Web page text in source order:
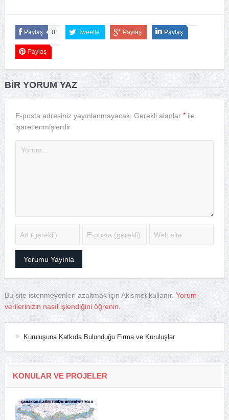
Paylaş 0 Tweetle Paylaş Paylaş
Paylaş
BIR YORUM YAZ
E-posta adresiniz yayınlanmayacak. Gerekli alanlar *ile
işaretlenmişlerdir
Bu site istenmeyenleri azaltmak için Akismet kullanır. Yorum
verilerinizin nasıl işlendiğini öğrenin.
Kuruluşuna Katkıda Bulunduğu Firma ve Kuruluşlar
KONULAR VE PROJELER